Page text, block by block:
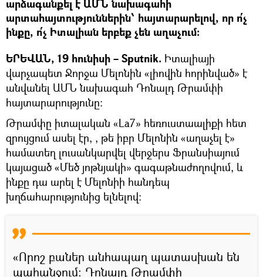
արձագանքել է ԱՄՆ նախագահի
արտահայտություններին՝ հայտարարելով, որ ո՛չ
ինքը, ո՛չ Իտալիան երբեք չեն աղաչում:
ԵՐԵՎԱՆ, 19 հունիսի – Sputnik. Իտալիայի
վարչապետ Ջորջա Մելոնին «լիովին հորինված» է
անվանել ԱՄՆ նախագահ Դոնալդ Թրամփի
հայտարարությունը:
Թրամփը իտալական «La7» հեռուստաալիքի հետ
զրույցում ասել էր, , թե իբր Մելոնին «աղաչել է»
համատեղ լուսանկարվել վերջերս Ֆրանսիայում
կայացած «Մեծ յոթնյակի» գագաթնաժողովում, և
ինքը դա արել է Մելոնիի հանդեպ
խղճահարությունից ելնելով:
«Որոշ բաներ անհապաղ պատասխան են
պահանջում։ Դոնալդ Թրամփի